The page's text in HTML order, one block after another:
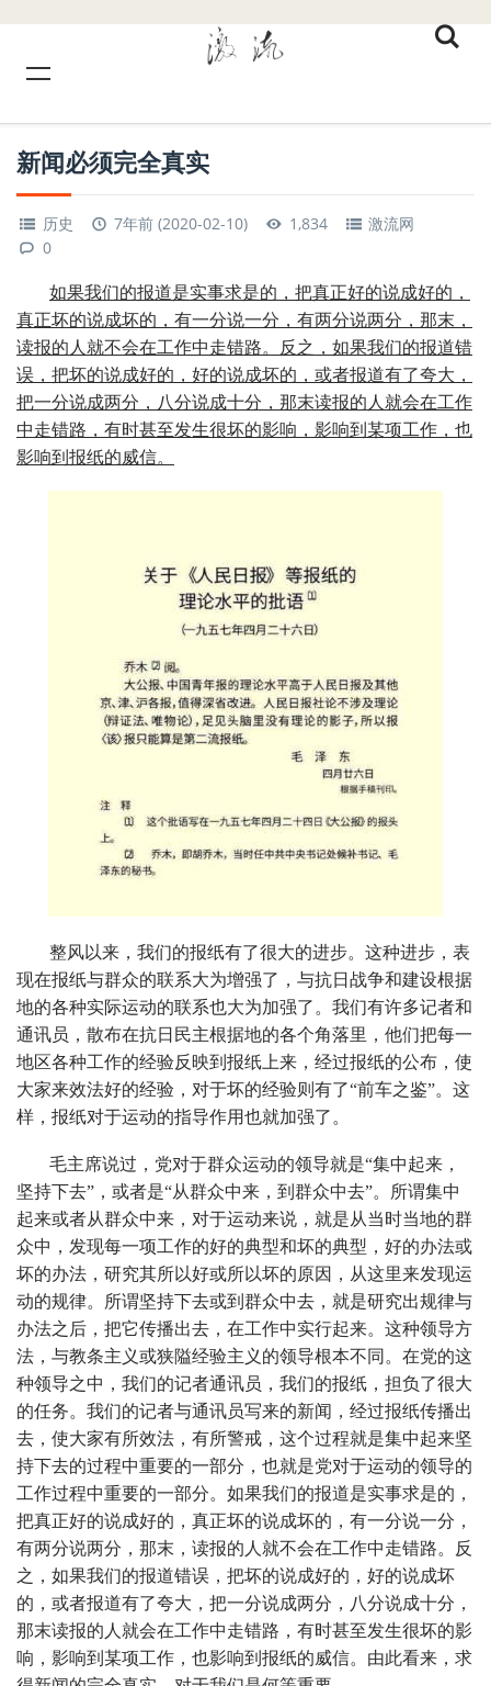
新闻必须完全真实
历史 7年前 (2020-02-10) 1,834
激流网
0
如果我们的报道是实事求是的，把真正好的说成好的，
真正坏的说成坏的，有一分说一分，有两分说两分，那末，
读报的人就不会在工作中走错路。反之，如果我们的报道错
误，把坏的说成好的，好的说成坏的，或者报道有了夸大，
把一分说成两分，八分说成十分，那末读报的人就会在工作
中走错路，有时甚至发生很坏的影响，影响到某项工作，也
影响到报纸的威信。
整风以来，我们的报纸有了很大的进步。这种进步，表
现在报纸与群众的联系大为增强了，与抗日战争和建设根据
地的各种实际运动的联系也大为加强了。我们有许多记者和
通讯员，散布在抗日民主根据地的各个角落里，他们把每一
地区各种工作的经验反映到报纸上来，经过报纸的公布，使
大家来效法好的经验，对于坏的经验则有了“前车之鉴”。这
样，报纸对于运动的指导作用也就加强了。
毛主席说过，党对于群众运动的领导就是“集中起来，
坚持下去”，或者是“从群众中来，到群众中去”。所谓集中
起来或者从群众中来，对于运动来说，就是从当时当地的群
众中，发现每一项工作的好的典型和坏的典型，好的办法或
坏的办法，研究其所以好或所以坏的原因，从这里来发现运
动的规律。所谓坚持下去或到群众中去，就是研究出规律与
办法之后，把它传播出去，在工作中实行起来。这种领导方
法，与教条主义或狭隘经验主义的领导根本不同。在党的这
种领导之中，我们的记者通讯员，我们的报纸，担负了很大
的任务。我们的记者与通讯员写来的新闻，经过报纸传播出
去，使大家有所效法，有所警戒，这个过程就是集中起来坚
持下去的过程中重要的一部分，也就是党对于运动的领导的
工作过程中重要的一部分。如果我们的报道是实事求是的，
把真正好的说成好的，真正坏的说成坏的，有一分说一分，
有两分说两分，那末，读报的人就不会在工作中走错路。反
之，如果我们的报道错误，把坏的说成好的，好的说成坏
的，或者报道有了夸大，把一分说成两分，八分说成十分，
那末读报的人就会在工作中走错路，有时甚至发生很坏的影
响，影响到某项工作，也影响到报纸的威信。由此看来，求